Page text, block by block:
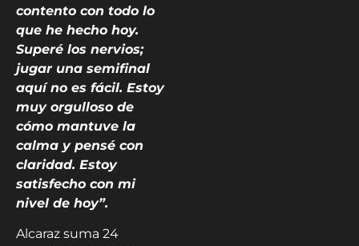
contento con todo lo
que he hecho hoy.
Superé los nervios;
jugar una semifinal
aquí no es fácil. Estoy
muy orgulloso de
cómo mantuve la
calma y pensé con
claridad. Estoy
satisfecho con mi
nivel de hoy”.
Alcaraz suma 24